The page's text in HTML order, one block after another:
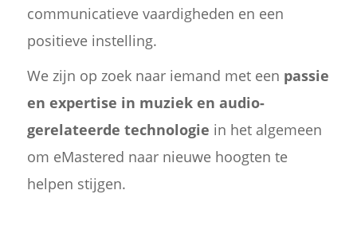
communicatieve vaardigheden en een
positieve instelling.
We zijn op zoek naar iemand met een passie
en expertise in muziek en audio-
gerelateerde technologie in het algemeen
om eMastered naar nieuwe hoogten te
helpen stijgen.